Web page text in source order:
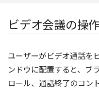
ビデオ会議の操
ユーザーがビデオ通話を
ンドウに配置すると、ブ
ロール、通話終了のコン